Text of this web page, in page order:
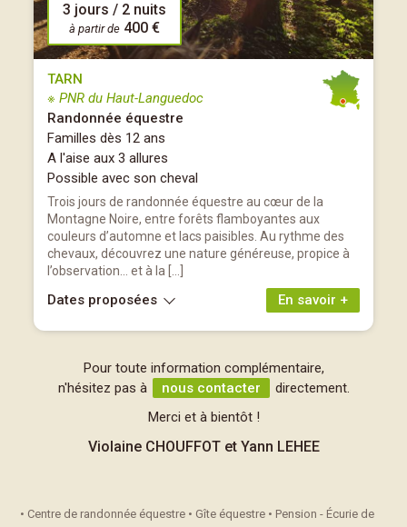
3 jours / 2 nuits
à partir de 400 €
TARN
※ PNR du Haut-Languedoc
Randonnée équestre
Familles dès 12 ans
A l'aise aux 3 allures
Possible avec son cheval
Trois jours de randonnée équestre au cœur de la
Montagne Noire, entre forêts flamboyantes aux
couleurs d’automne et lacs paisibles. Au rythme des
chevaux, découvrez une nature généreuse, propice à
l’observation… et à la […]
En savoir +
Dates proposées
Pour toute information complémentaire,
n'hésitez pas à
nous contacter
directement.
Merci et à bientôt !
Violaine CHOUFFOT et Yann LEHEE
• Centre de randonnée équestre • Gîte équestre • Pension - Écurie de